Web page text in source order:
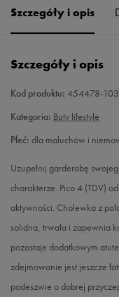
19,5 10 cm
21 11 cm
22 12 cm
23,5 13 cm
Szczegóły i opis
Szczegóły i opis
Kod produktu: 454478-103
Kategoria: Buty lifestyle
Płeć: dla maluchów i
Uzupełnij garderobę
charakterze. Pico 4 (TDV)
aktywności. Cholewka z
solidna, trwała i zapewnia
pozostaje dodatkowym
zdejmowanie jest jeszcze
podeszwie o dobrej